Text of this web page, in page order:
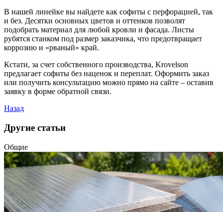
В нашей линейке вы найдете как софиты с перфорацией, так
и без. Десятки основных цветов и оттенков позволят
подобрать материал для любой кровли и фасада. Листы
рубятся станком под размер заказчика, что предотвращает
коррозию и «рваный» край.
Кстати, за счет собственного производства, Krovelson
предлагает софиты без наценок и переплат. Оформить заказ
или получить консультацию можно прямо на сайте – оставив
заявку в форме обратной связи.
Назад
Другие статьи
Общие